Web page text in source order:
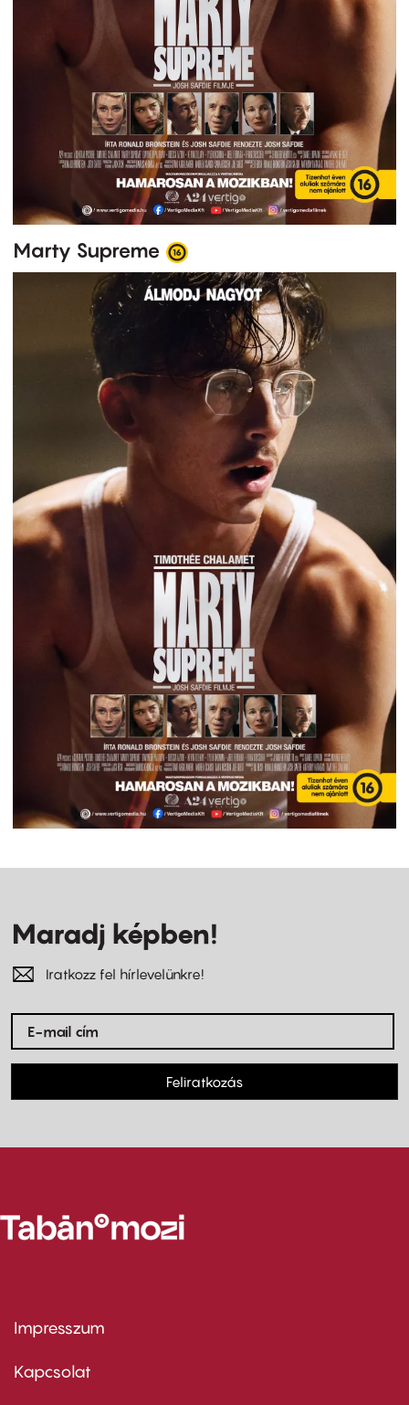
Marty Supreme
Maradj képben!
Iratkozz fel hírlevelünkre!
Feliratkozás
Footer
first
Impresszum
Kapcsolat